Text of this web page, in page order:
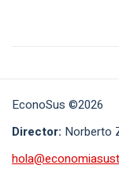
EconoSus ©2026
Director: Norberto